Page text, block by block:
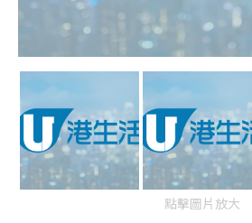
點擊圖片放大